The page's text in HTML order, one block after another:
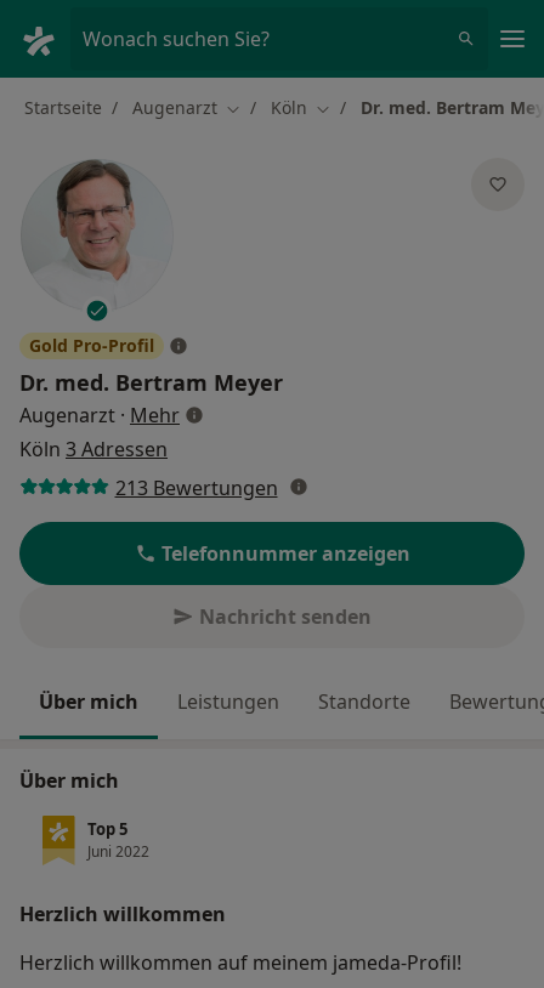
Wonach suchen Sie?
Startseite Augenarzt Stadt ändern
Köln Stadt ändern
Dr. med. Bertram
Gold Pro-Profil
Dr. med. Bertram Meyer
Augenarzt · Mehrüber Spezialisierungen
Köln 3 Adressen
213 Bewertungen
Telefonnummer anzeigen
Nachricht senden
Über mich Leistungen Standorte
Über mich
Top 5
Juni 2022
Herzlich willkommen
Herzlich willkommen auf meinem jameda-Profil!